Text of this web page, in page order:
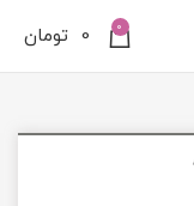
0
0 تومان